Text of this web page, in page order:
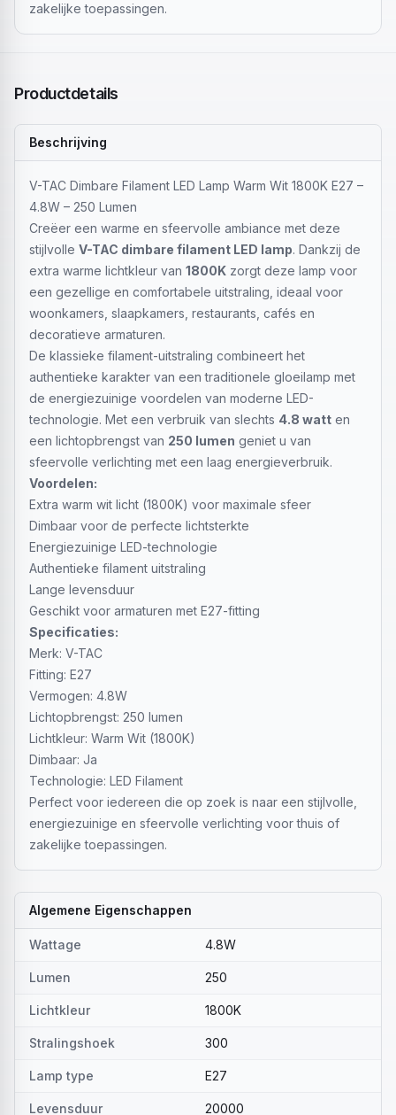
zakelijke toepassingen.
Productdetails
Beschrijving
V-TAC Dimbare Filament LED Lamp Warm Wit 1800K E27 –
4.8W – 250 Lumen
Creëer een warme en sfeervolle ambiance met deze
stijlvolle V-TAC dimbare filament LED lamp. Dankzij de
extra warme lichtkleur van 1800K zorgt deze lamp voor
een gezellige en comfortabele uitstraling, ideaal voor
woonkamers, slaapkamers, restaurants, cafés en
decoratieve armaturen.
De klassieke filament-uitstraling combineert het
authentieke karakter van een traditionele gloeilamp met
de energiezuinige voordelen van moderne LED-
technologie. Met een verbruik van slechts 4.8 watt en
een lichtopbrengst van 250 lumen geniet u van
sfeervolle verlichting met een laag energieverbruik.
Voordelen:
Extra warm wit licht (1800K) voor maximale sfeer
Dimbaar voor de perfecte lichtsterkte
Energiezuinige LED-technologie
Authentieke filament uitstraling
Lange levensduur
Geschikt voor armaturen met E27-fitting
Specificaties:
Merk: V-TAC
Fitting: E27
Vermogen: 4.8W
Lichtopbrengst: 250 lumen
Lichtkleur: Warm Wit (1800K)
Dimbaar: Ja
Technologie: LED Filament
Perfect voor iedereen die op zoek is naar een stijlvolle,
energiezuinige en sfeervolle verlichting voor thuis of
zakelijke toepassingen.
Algemene Eigenschappen
Wattage 4.8W
Lumen 250
Lichtkleur 1800K
Stralingshoek 300
Lamp type E27
Levensduur 20000